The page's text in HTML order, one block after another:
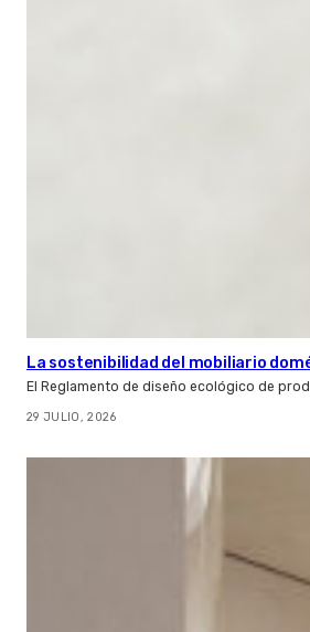
La sostenibilidad del mobiliario
El Reglamento de diseño ecológico de
29 JULIO, 2026